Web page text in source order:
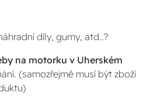
díly, gumy, atd..?
na motorku v Uherském
(samozřejmě musí být zboží